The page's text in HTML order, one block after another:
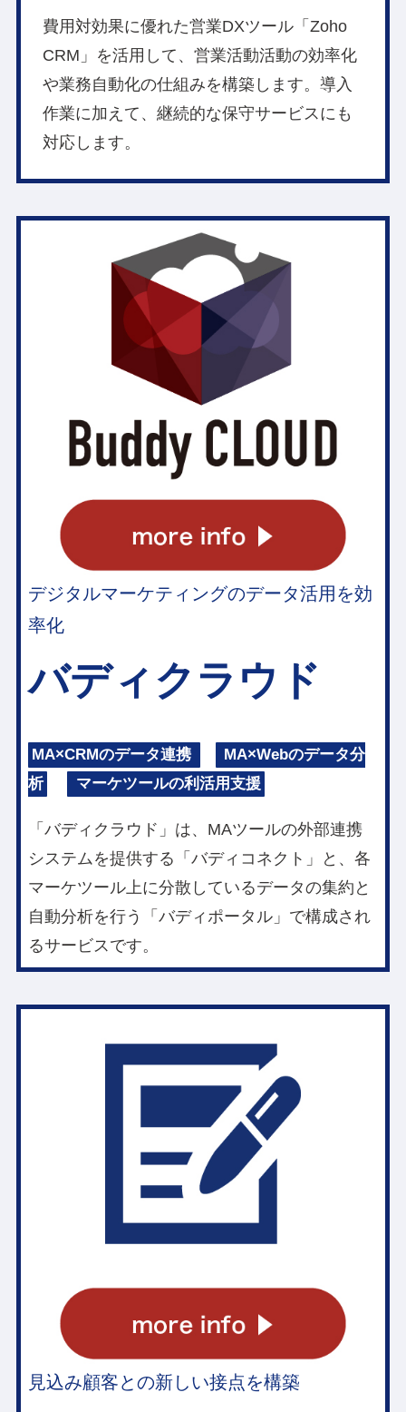
費用対効果に優れた営業DXツール「Zoho
CRM」を活用して、営業活動活動の効率化
や業務自動化の仕組みを構築します。導入
作業に加えて、継続的な保守サービスにも
対応します。
デジタルマーケティングのデータ活用を効
率化
バディクラウド
MA×CRMのデータ連携
MA×Webのデータ分
析
マーケツールの利活用支援
「バディクラウド」は、MAツールの外部連携
システムを提供する「バディコネクト」と、各
マーケツール上に分散しているデータの集約と
自動分析を行う「バディポータル」で構成され
るサービスです。
見込み顧客との新しい接点を構築